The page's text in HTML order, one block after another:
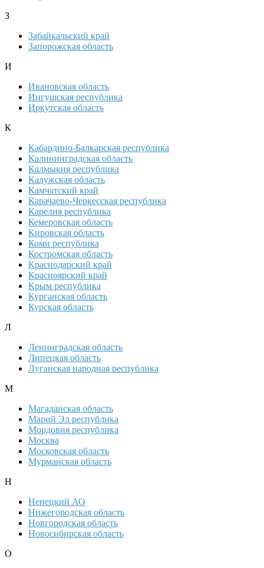
З
Забайкальский край
Запорожская область
И
Ивановская область
Ингушская республика
Иркутская область
К
Кабардино-Балкарская республика
Калининградская область
Калмыкия республика
Калужская область
Камчатский край
Карачаево-Черкесская республика
Карелия республика
Кемеровская область
Кировская область
Коми республика
Костромская область
Краснодарский край
Красноярский край
Крым республика
Курганская область
Курская область
Л
Ленинградская область
Липецкая область
Луганская народная республика
М
Магаданская область
Марий Эл республика
Мордовия республика
Москва
Московская область
Мурманская область
Н
Ненецкий АО
Нижегородская область
Новгородская область
Новосибирская область
О